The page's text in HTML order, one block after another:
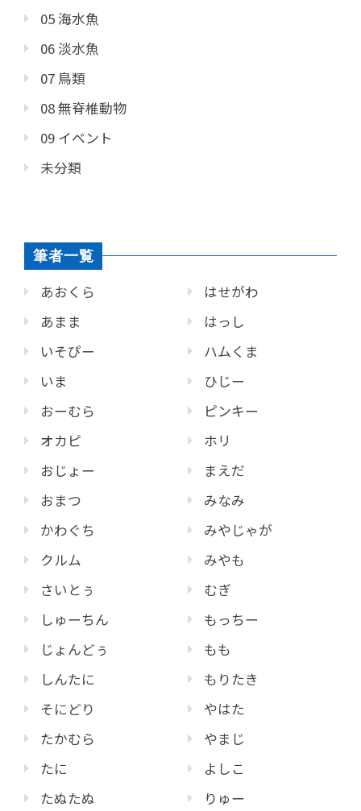
05 海水魚
06 淡水魚
07 鳥類
08 無脊椎動物
09 イベント
未分類
筆者一覧
あおくら
あまま
いそぴー
いま
おーむら
オカピ
おじょー
おまつ
かわぐち
クルム
さいとぅ
しゅーちん
じょんどぅ
しんたに
そにどり
たかむら
たに
たぬたぬ
はせがわ
はっし
ハムくま
ひじー
ピンキー
ホリ
まえだ
みなみ
みやじゃが
みやも
むぎ
もっちー
もも
もりたき
やはた
やまじ
よしこ
りゅー